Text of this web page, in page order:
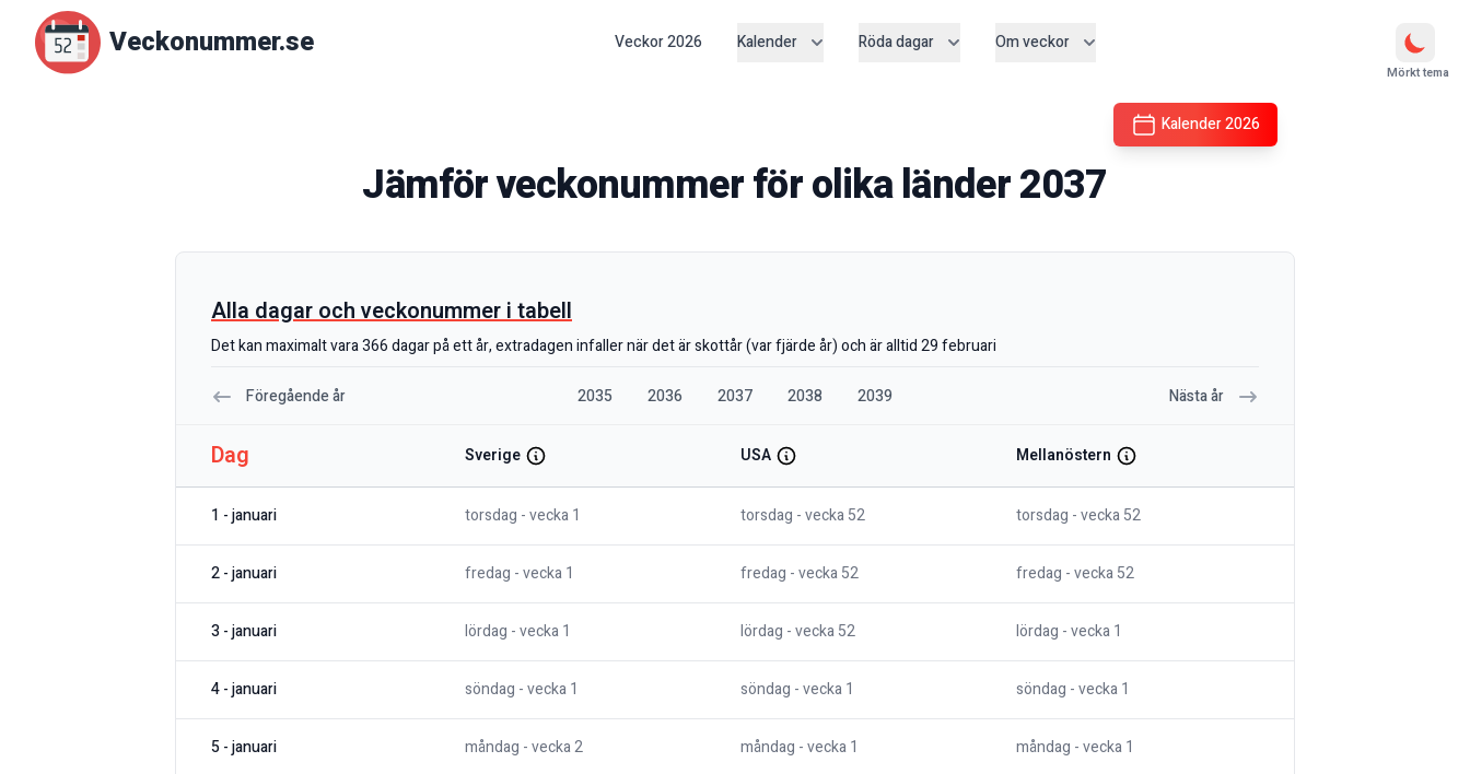
Veckonummer.se Veckor2026 Kalender Röda dagar Om veckor
Mörkt tema
Kalender2026
Jämför veckonummer för olika länder2037
Alla dagar och veckonummer i tabell
Det kan maximalt vara 366 dagar på ett år, extradagen infaller när det är skottår (var fjärde år) och är alltid 29 februari
Föregående år 2035 2036 2037 2038 2039 Nästa år
Dag Sverige USA Mellanöstern
1 -januari torsdag - vecka1 torsdag - vecka52 torsdag - vecka52
2-januari fredag - vecka1 fredag - vecka52 fredag - vecka52
3 -januari lördag - vecka1 lördag - vecka52 lördag - vecka1
4-januari söndag - vecka1 söndag - vecka1 söndag - vecka1
5-januari måndag - vecka2 måndag - vecka1 måndag - vecka1